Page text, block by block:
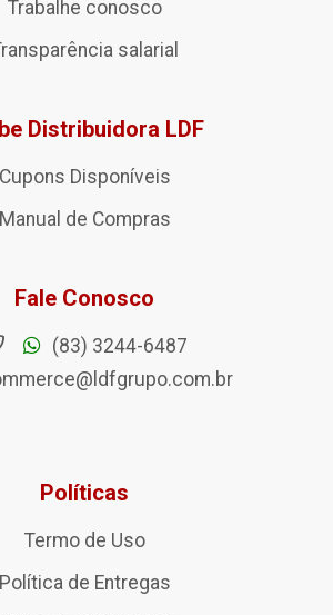
Trabalhe conosco
salarial
Distribuidora LDF
Cupons Disponíveis
Manual de Compras
Fale Conosco
(83) 3244-6487
Políticas
Termo de Uso
Política de Entregas